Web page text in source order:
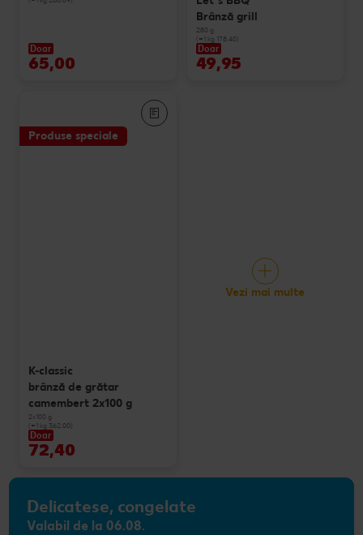
Doar
65,00
Brânză grill
280 g
(=1 kg 178.40)
Doar
49,95
Produse speciale
K-classic
brânză de grătar
camembert 2x100 g
2x100 g
(=1 kg 362.00)
Doar
72,40
Vezi mai multe
Delicatese, congelate
Valabil de la 06.08.